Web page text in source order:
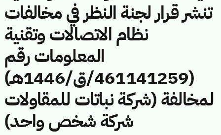
تنشر قرار لجنة النظر في مخالفات
نظام الاتصالات وتقنية
المعلومات رقم
(461141259/ق/1446هـ)
لمخالفة (شركة نباتات للمقاولات
شركة شخص واحد)